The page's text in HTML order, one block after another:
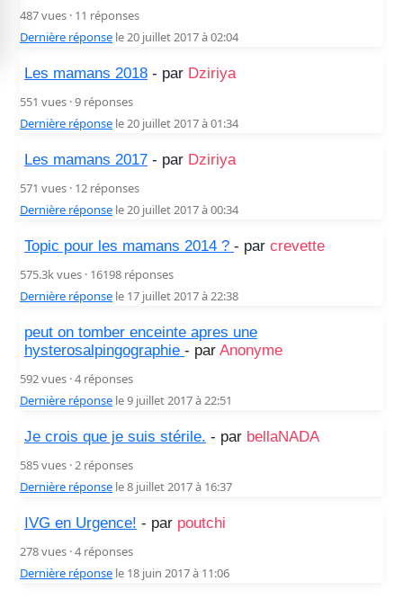
487 vues · 11 réponses
Dernière réponse le 20 juillet 2017 à 02:04
Les mamans 2018 - par Dziriya
551 vues · 9 réponses
Dernière réponse le 20 juillet 2017 à 01:34
Les mamans 2017 - par Dziriya
571 vues · 12 réponses
Dernière réponse le 20 juillet 2017 à 00:34
Topic pour les mamans 2014 ? - par crevette
575.3k vues · 16198 réponses
Dernière réponse le 17 juillet 2017 à 22:38
peut on tomber enceinte apres une
hysterosalpingographie - par Anonyme
592 vues · 4 réponses
Dernière réponse le 9 juillet 2017 à 22:51
Je crois que je suis stérile. - par bellaNADA
585 vues · 2 réponses
Dernière réponse le 8 juillet 2017 à 16:37
IVG en Urgence! - par poutchi
278 vues · 4 réponses
Dernière réponse le 18 juin 2017 à 11:06